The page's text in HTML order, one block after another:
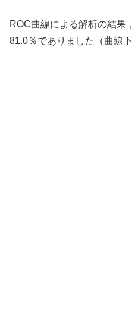
ROC曲線による解析の結果
81.0％でありました（曲線